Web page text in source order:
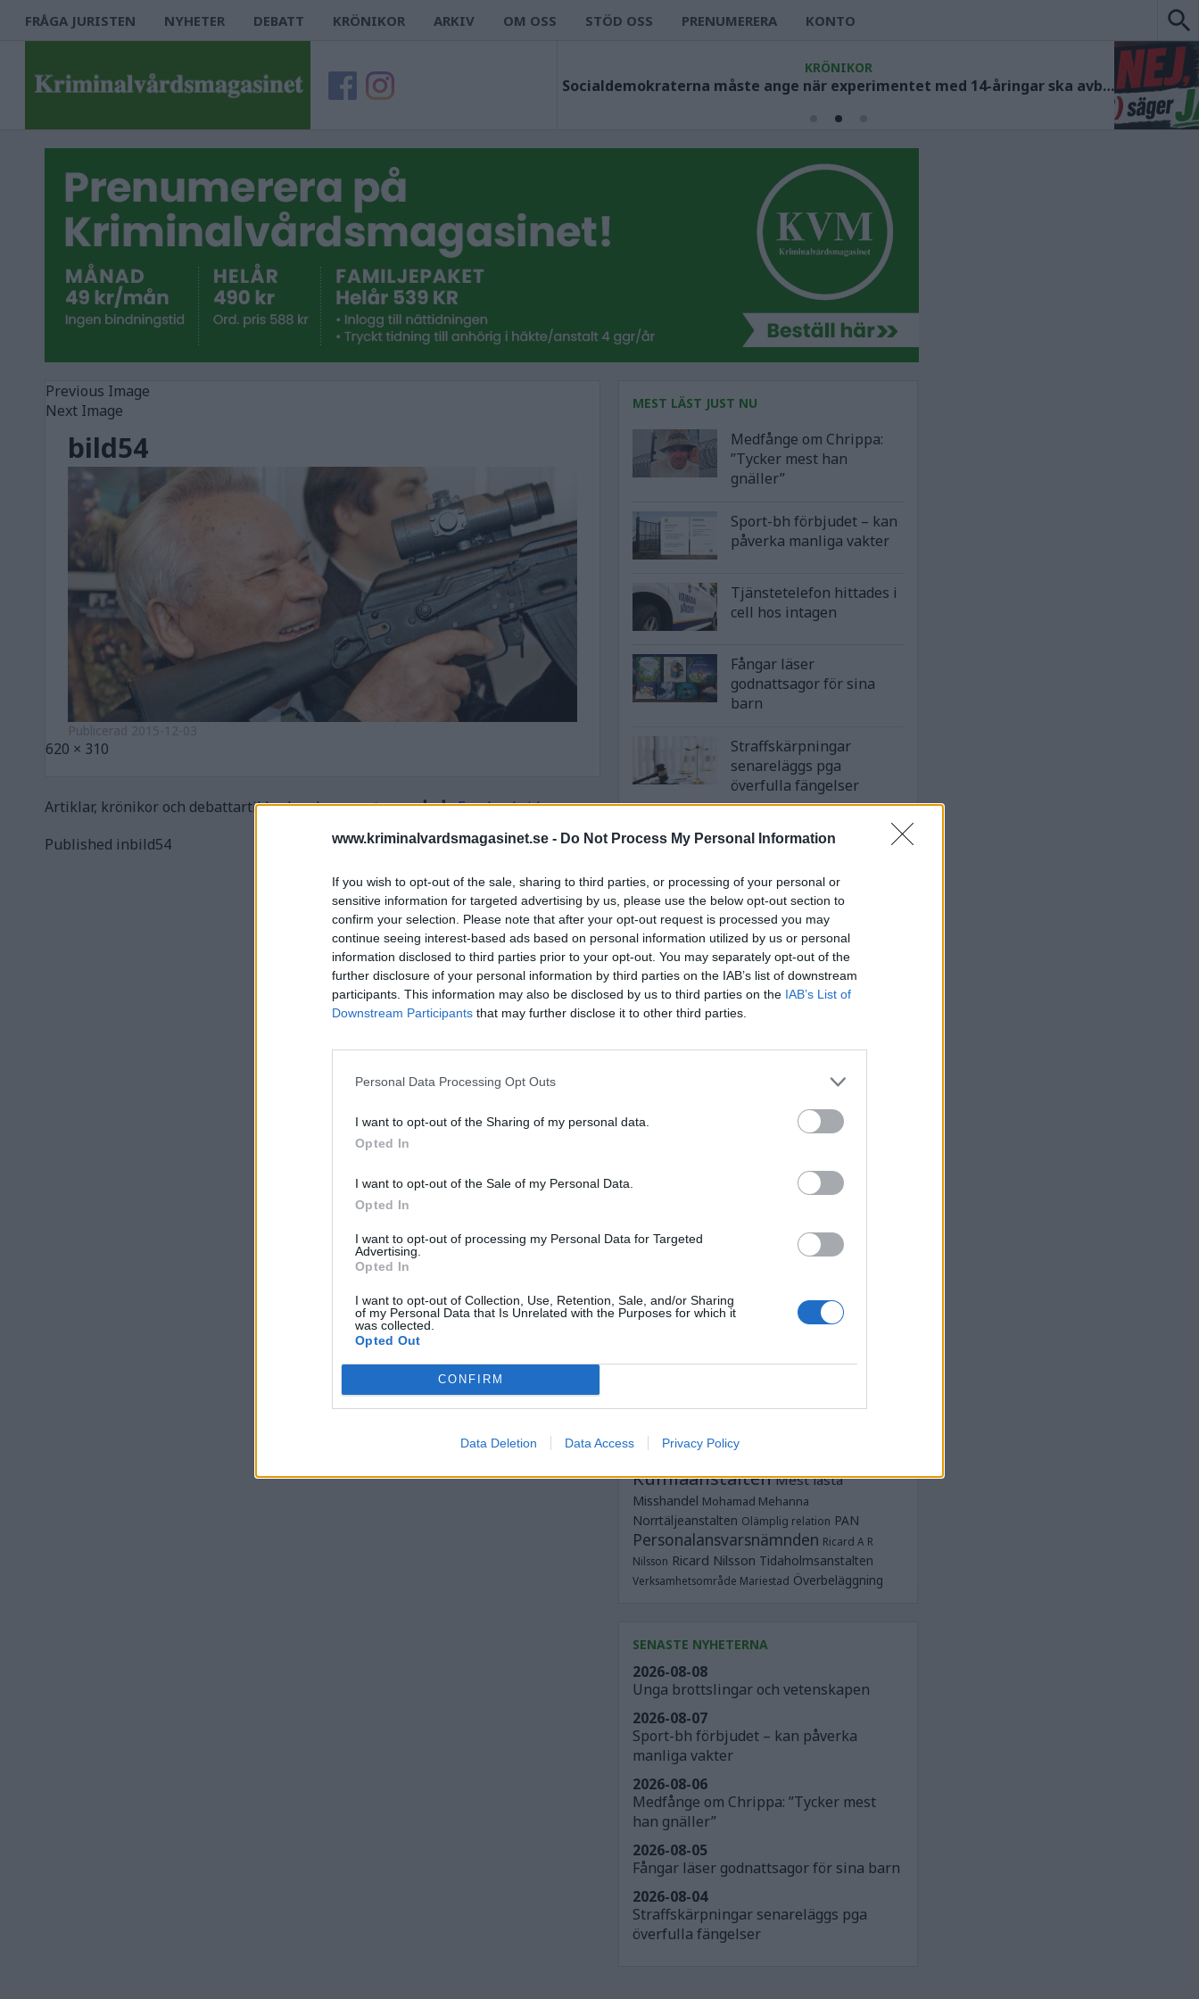
www.kriminalvardsmagasinet.se - Do Not Process My Personal Information
If you wish to opt-out of the sale, sharing to third parties, or processing of your personal or
sensitive information for targeted advertising by us, please use the below opt-out section to
confirm your selection. Please note that after your opt-out request is processed you may
continue seeing interest-based ads based on personal information utilized by us or personal
information disclosed to third parties prior to your opt-out. You may separately opt-out of the
further disclosure of your personal information by third parties on the IAB’s list of downstream
participants. This information may also be disclosed by us to third parties on the IAB’s List of
Downstream Participants that may further disclose it to other third parties.
Personal Data Processing Opt Outs
I want to opt-out of the Sharing of my personal data.
Opted In
I want to opt-out of the Sale of my Personal Data.
Opted In
I want to opt-out of processing my Personal Data for Targeted
Advertising.
Opted In
I want to opt-out of Collection, Use, Retention, Sale, and/or Sharing
of my Personal Data that Is Unrelated with the Purposes for which it
was collected.
Opted Out
CONFIRM
Data Deletion Data Access Privacy Policy
FRÅGA JURISTEN NYHETER DEBATT KRÖNIKOR ARKIV OM OSS STÖD OSS PRENUMERERA KONTO
KRÖNIKOR
Socialdemokraterna måste ange när experimentet med 14-åringar ska avbrytas
Previous Image
Next Image
bild54
Full
620 × 310
Artiklar, krönikor och debattartiklar kan kommenteras på vårFacebooksida.
Inläggsnavigering
Published inbild54
MEST LÄST JUST NU
Medfånge om Chrippa:
”Tycker mest han
gnäller”
Sport-bh förbjudet – kan
påverka manliga vakter
Tjänstetelefon hittades i
cell hos intagen
Fångar läser
godnattsagor för sina
barn
Straffskärpningar
senareläggs pga
överfulla fängelser
Stöd Kriminalvårdsmagasinets bevakning av
Kriminalvården
PRENUMERERA PÅ
KRIMINALVÅRDSMAGASINETS
NYHETSBREV
ÄMNESORD
Anstalten Johannesberg
Anstalten Kumla
Anstalten Rödjan Anstalten
Sagsjön Anstalten Salberga
Anstalten
ungdomsavdelningar
Dubbelbeläggning
Jesper Hansson
Justitieombudsmannen
Kumlaanstalten Mest lästa
Misshandel Mohamad Mehanna
Norrtäljeanstalten Olämplig relation PAN
Personalansvarsnämnden Ricard A R
Nilsson Ricard Nilsson Tidaholmsanstalten
Verksamhetsområde Mariestad Överbeläggning
SENASTE NYHETERNA
Unga brottslingar och vetenskapen
2026-08-08
Sport-bh förbjudet – kan påverka
manliga vakter
2026-08-07
Medfånge om Chrippa: ”Tycker mest
han gnäller”
2026-08-06
Fångar läser godnattsagor för sina barn
2026-08-05
Straffskärpningar senareläggs pga
överfulla fängelser
2026-08-04